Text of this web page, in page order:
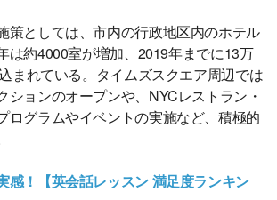
策としては、市内の行政地区内のホテル
は約4000室が増加、2019年までに13万
まれている。タイムズスクエア周辺では
ションのオープンや、NYCレストラン・
ログラムやイベントの実施など、積極的
感！【英会話レッスン 満足度ランキン